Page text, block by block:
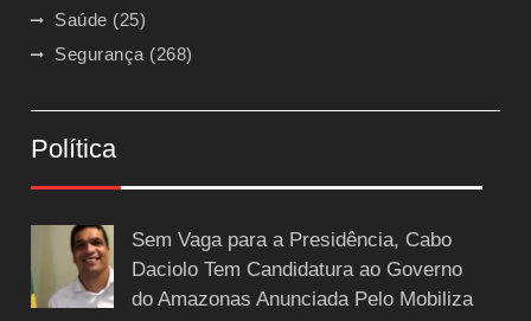
Saúde (25)
Segurança (268)
Política
Sem Vaga para a Presidência, Cabo
Daciolo Tem Candidatura ao Governo
do Amazonas Anunciada Pelo Mobiliza